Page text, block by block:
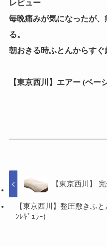
レビュー
毎晩痛みが気になったが
る。
朝おきる時ふとんからすぐ
【東京西川】エアー (ベ
【東京西川】
【東京西川】整圧敷きふ
ﾝﾚｷﾞｭﾗｰ)